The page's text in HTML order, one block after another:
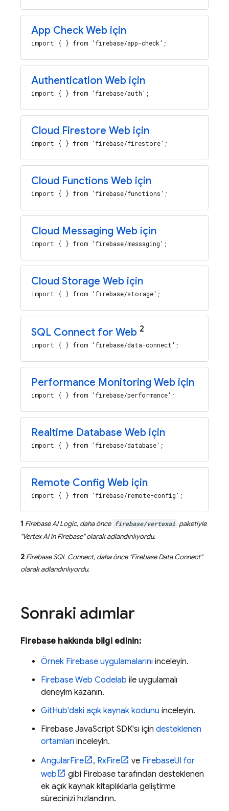
App Check Web için
import { } from 'firebase/app-check';
Authentication Web için
import { } from 'firebase/auth';
Cloud Firestore Web için
import { } from 'firebase/firestore';
Cloud Functions Web için
import { } from 'firebase/functions';
Cloud Messaging Web için
import { } from 'firebase/messaging';
Cloud Storage Web için
import { } from 'firebase/storage';
SQL Connect for Web 2
import { } from 'firebase/data-connect';
Performance Monitoring Web için
import { } from 'firebase/performance';
Realtime Database Web için
import { } from 'firebase/database';
Remote Config Web için
import { } from 'firebase/remote-config';
1 Firebase AI Logic, daha önce firebase/vertexai paketiyle
"Vertex AI in Firebase" olarak adlandırılıyordu.
2 Firebase SQL Connect, daha önce "Firebase Data Connect"
olarak adlandırılıyordu.
Sonraki adımlar
Firebase hakkında bilgi edinin:
Örnek Firebase uygulamalarını inceleyin.
Firebase Web Codelab ile uygulamalı
deneyim kazanın.
GitHub'daki açık kaynak kodunu inceleyin.
Firebase JavaScript SDK'sı için desteklenen
ortamları inceleyin.
AngularFire
, RxFire ve FirebaseUI for
web
gibi Firebase tarafından desteklenen
ek açık kaynak kitaplıklarla geliştirme
sürecinizi hızlandırın.